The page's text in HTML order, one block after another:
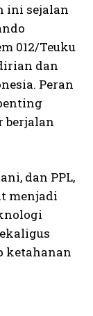
ini sejalan
012/Teuku
dan
Peran
berjalan
dan PPL,
menjadi
ketahanan